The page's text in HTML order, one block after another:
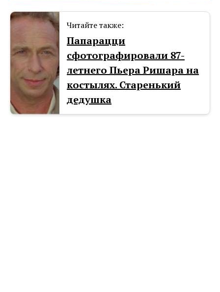
Читайте также:
Папарацци
сфотографировали 87-
летнего Пьера Ришара на
костылях. Старенький
дедушка